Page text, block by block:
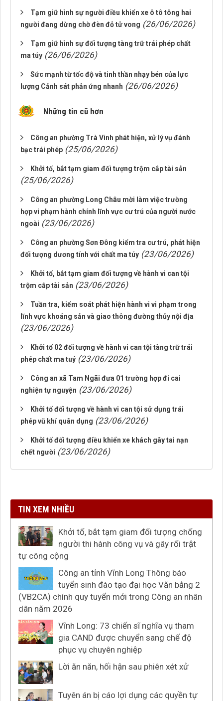
Tạm giữ hình sự người điều khiển xe ô tô tông hai
người đang dừng chờ đèn đỏ tử vong (26/06/2026)
Tạm giữ hình sự đối tượng tàng trữ trái phép chất
ma túy (26/06/2026)
Sức mạnh từ tốc độ và tinh thần nhạy bén của lực
lượng Cảnh sát phản ứng nhanh (26/06/2026)
Những tin cũ hơn
Công an phường Trà Vinh phát hiện, xử lý vụ đánh
bạc trái phép (25/06/2026)
Khởi tố, bắt tạm giam đối tượng trộm cắp tài sản
(25/06/2026)
Công an phường Long Châu mời làm việc trường
hợp vi phạm hành chính lĩnh vực cư trú của người nước
ngoài (23/06/2026)
Công an phường Sơn Đông kiểm tra cư trú, phát hiện
đối tượng dương tính với chất ma túy (23/06/2026)
Khởi tố, bắt tạm giam đối tượng về hành vi can tội
trộm cắp tài sản (23/06/2026)
Tuần tra, kiểm soát phát hiện hành vi vi phạm trong
lĩnh vực khoáng sản và giao thông đường thủy nội địa
(23/06/2026)
Khởi tố 02 đối tượng về hành vi can tội tàng trữ trái
phép chất ma tuý (23/06/2026)
Công an xã Tam Ngãi đưa 01 trường hợp đi cai
nghiện tự nguyện (23/06/2026)
Khởi tố đối tượng về hành vi can tội sử dụng trái
phép vũ khí quân dụng (23/06/2026)
Khởi tố đối tượng điều khiển xe khách gây tai nạn
chết người (23/06/2026)
TIN XEM NHIỀU
Khởi tố, bắt tạm giam đối tượng chống
người thi hành công vụ và gây rối trật
tự công cộng
Công an tỉnh Vĩnh Long Thông báo
tuyển sinh đào tạo đại học Văn bằng 2
(VB2CA) chính quy tuyển mới trong Công an nhân
dân năm 2026
Vĩnh Long: 73 chiến sĩ nghĩa vụ tham
gia CAND được chuyển sang chế độ
phục vụ chuyên nghiệp
Lời ăn năn, hối hận sau phiên xét xử
Tuyên án bị cáo lợi dụng các quyền tự